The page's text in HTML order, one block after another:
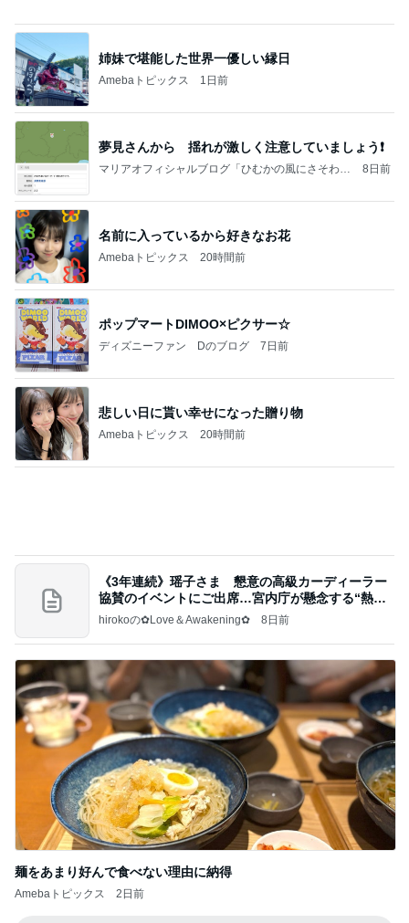
姉妹で堪能した世界一優しい縁日
Amebaトピックス 1日前
夢見さんから 揺れが激しく注意していましょう❗️
マリアオフィシャルブログ「ひむかの風にさそわれ
8日前
名前に入っているから好きなお花
Amebaトピックス 20時間前
ポップマートDIMOO×ピクサー☆
ディズニーファン Dのブログ 7日前
悲しい日に貰い幸せになった贈り物
Amebaトピックス 20時間前
《3年連続》瑶子さま 懇意の高級カーディーラー
協賛のイベントにご出席…宮内庁が懸念する“熱心
すぎ
hirokoの✿Love＆Awakening✿ 8日前
麺をあまり好んで食べない理由に納得
Amebaトピックス 2日前